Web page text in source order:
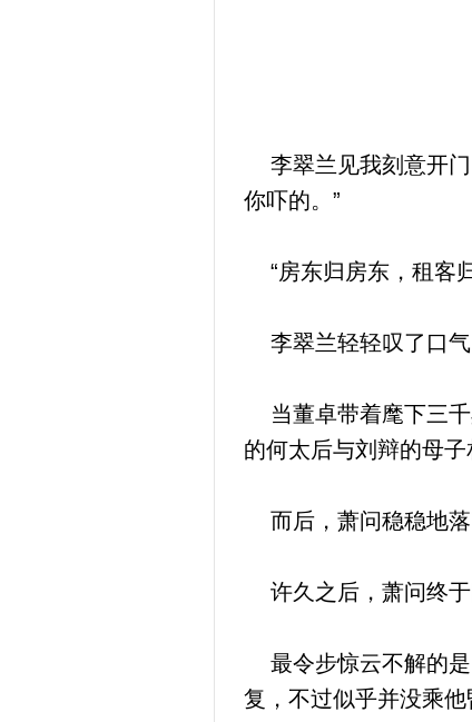
李翠兰见我刻意开门
你吓的。”
“房东归房东，租客
李翠兰轻轻叹了口
当董卓带着麾下三千
的何太后与刘辩的母子
而后，萧问稳稳地落
许久之后，萧问终于
最令步惊云不解的是
复，不过似乎并没乘他